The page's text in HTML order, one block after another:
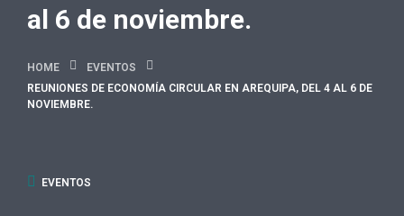
al 6 de noviembre.
HOME
EVENTOS
REUNIONES DE ECONOMÍA CIRCULAR EN AREQUIPA, DEL 4 AL 6 DE
NOVIEMBRE.
EVENTOS